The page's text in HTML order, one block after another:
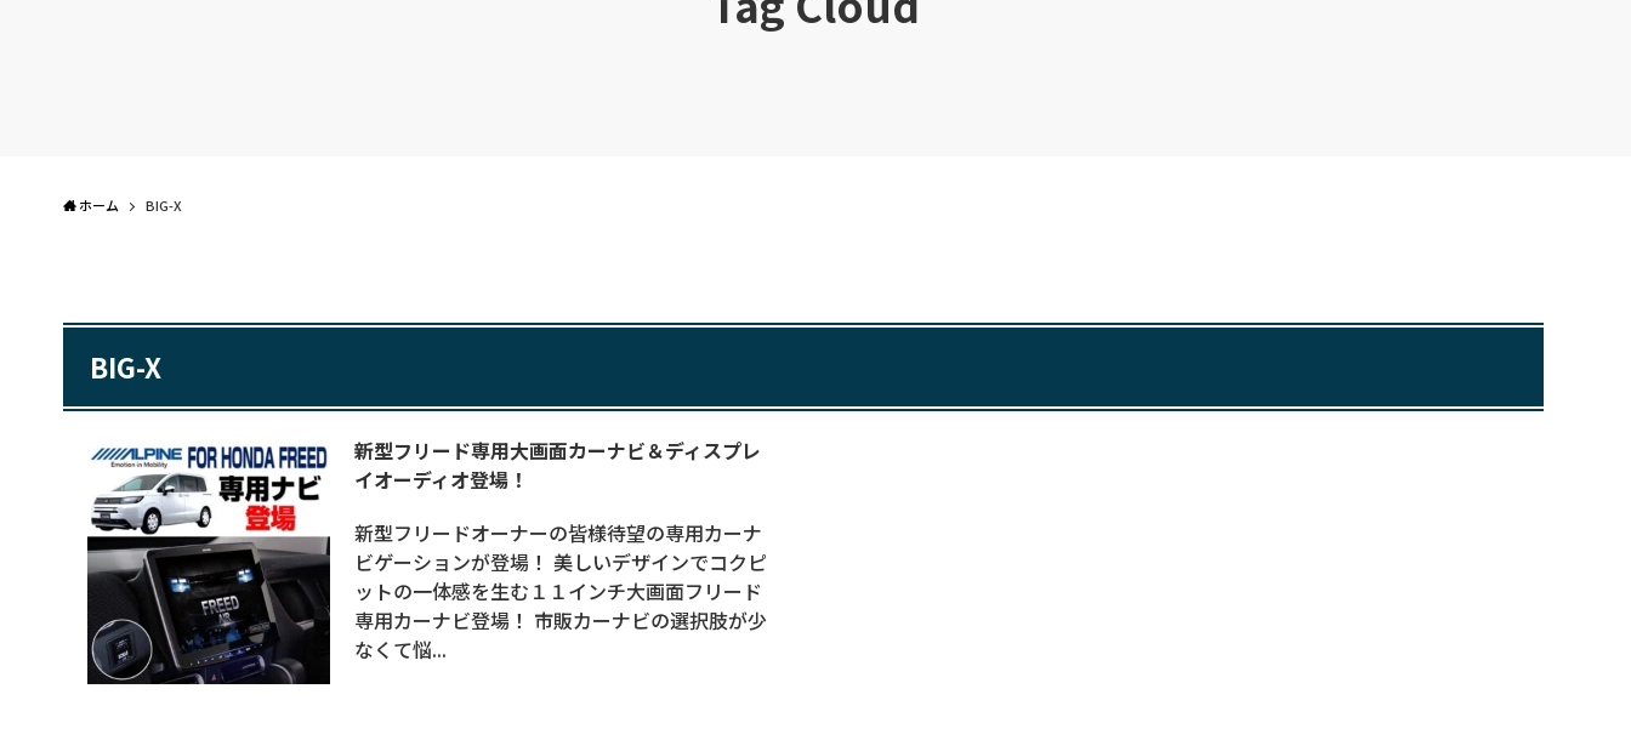
ホーム BIG-X
BIG-X
新型フリード専用大画面カーナビ＆ディスプレ
イオーディオ登場！
新型フリードオーナーの皆様待望の専用カーナ
ビゲーションが登場！ 美しいデザインでコクピ
ットの一体感を生む１１インチ大画面フリード
専用カーナビ登場！ 市販カーナビの選択肢が少
なくて悩...